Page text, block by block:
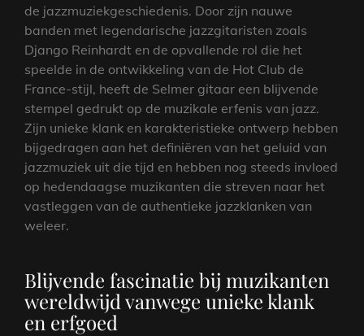
de jazzmuziekgeschiedenis. Door zijn nauwe
banden met legendarische jazzgitaristen zoals
Django Reinhardt en de opvallende rol die het
speelde in de ontwikkeling van de Hot Club de
France-stijl, heeft de Selmer gitaar een blijvende
stempel gedrukt op de muzikale erfenis van jazz.
Zijn unieke klank en karakteristieke ontwerp hebben
bijgedragen aan het definiëren van het geluid van
jazzmuziek uit die tijd en hebben nog steeds invloed
op hedendaagse muzikanten die streven naar het
vastleggen van de authentieke jazzklanken van
weleer.
Blijvende fascinatie bij muzikanten
wereldwijd vanwege unieke klank
en erfgoed